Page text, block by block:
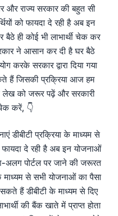
और राज्य सरकार की बहुत सी
को फायदा दे रही है अब इन
बैठे ही कोई भी लाभार्थी चेक कर
ने आसान कर दी है घर बैठे
करके सरकार द्वारा दिया गया
हैं जिसकी प्रक्रिया आज हम
को जरूर पढ़ें और सरकारी
करें, 👇
डीबीटी प्रक्रिया के माध्यम से
फायदा दे रही है अब इन योजनाओं
पोर्टल पर जाने की जरूरत
से सभी योजनाओं का पैसा
हैं डीबीटी के माध्यम से दिए
की बैंक खाते में प्राप्त होता